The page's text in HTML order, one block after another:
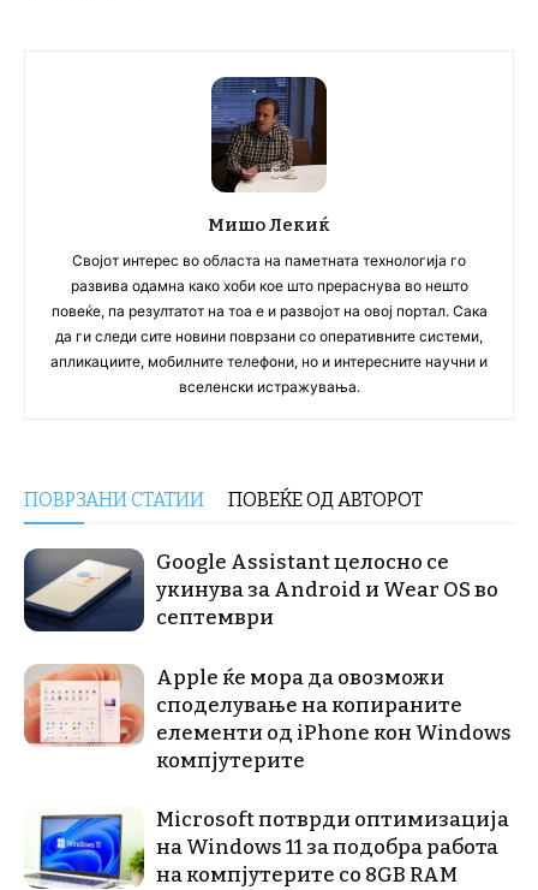
Мишо Лекиќ
Својот интерес во областа на паметната технологија го
развива одамна како хоби кое што прераснува во нешто
повеќе, па резултатот на тоа е и развојот на овој портал. Сака
да ги следи сите новини поврзани со оперативните системи,
апликациите, мобилните телефони, но и интересните научни и
вселенски истражувања.
ПОВРЗАНИ СТАТИИ ПОВЕЌЕ ОД АВТОРОТ
Google Assistant целосно се
укинува за Android и Wear OS во
септември
Apple ќе мора да овозможи
споделување на копираните
елементи од iPhone кон Windows
компјутерите
Microsoft потврди оптимизација
на Windows 11 за подобра работа
на компјутерите со 8GB RAM